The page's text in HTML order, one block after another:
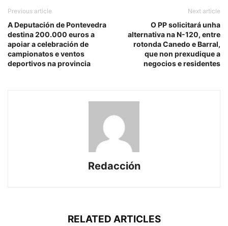
Previous article
A Deputación de Pontevedra
destina 200.000 euros a
apoiar a celebración de
campionatos e ventos
deportivos na provincia
Next article
O PP solicitará unha
alternativa na N-120, entre
rotonda Canedo e Barral,
que non prexudique a
negocios e residentes
Redacción
RELATED ARTICLES